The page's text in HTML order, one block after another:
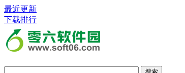
最近更新
下载排行